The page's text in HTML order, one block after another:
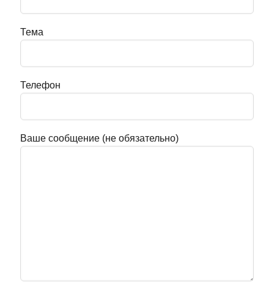
Тема
Телефон
Ваше сообщение (не обязательно)